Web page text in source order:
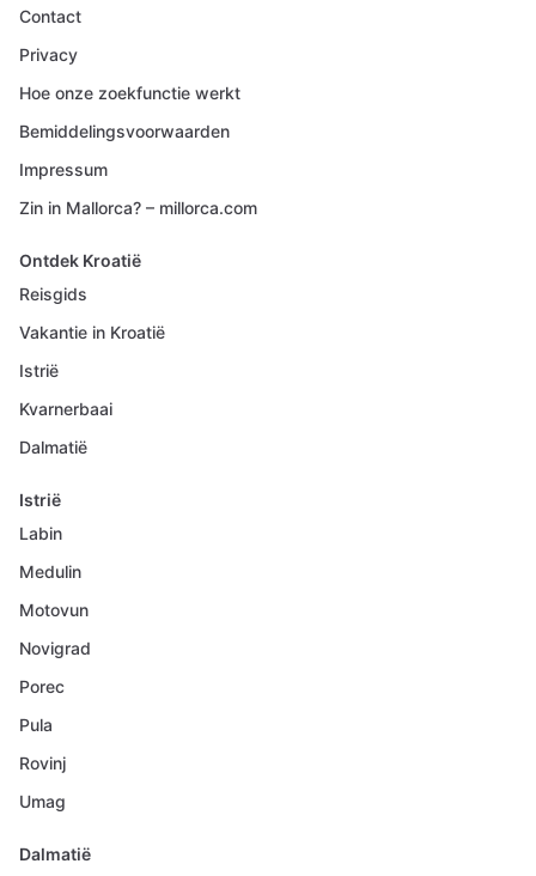
Contact
Privacy
Hoe onze zoekfunctie werkt
Bemiddelingsvoorwaarden
Impressum
Zin in Mallorca? – millorca.com
Ontdek Kroatië
Reisgids
Vakantie in Kroatië
Istrië
Kvarnerbaai
Dalmatië
Istrië
Labin
Medulin
Motovun
Novigrad
Porec
Pula
Rovinj
Umag
Dalmatië